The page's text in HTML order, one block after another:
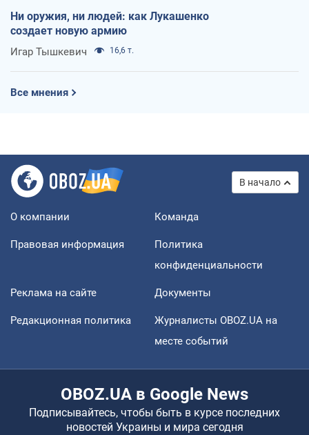
Ни оружия, ни людей: как Лукашенко
создает новую армию
Игар Тышкевич 16,6 т.
Все мнения
В начало
О компании Команда
Правовая информация
Политика
конфиденциальности
Реклама на сайте Документы
Редакционная политика
Журналисты OBOZ.UA на
месте событий
OBOZ.UA в Google News
Подписывайтесь, чтобы быть в курсе последних
новостей Украины и мира сегодня